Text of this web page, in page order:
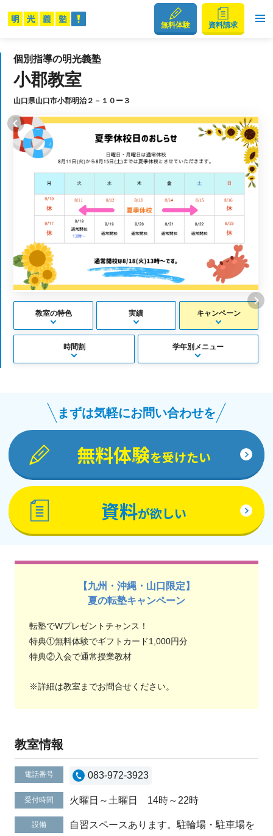
無料体験 資料請求
個別指導の明光義塾
小郡教室
山口県山口市小郡明治２－１０ー３
教室の特色 実績 キャンペーン
時間割 学年別メニュー
まずは気軽にお問い合わせを
無料体験を受けたい
資料が欲しい
【九州・沖縄・山口限定】
夏の転塾キャンペーン
転塾でWプレゼントチャンス！
特典①無料体験でギフトカード1,000円分
特典②入会で通常授業教材
※詳細は教室までお問合せください。
教室情報
電話番号 083-972-3923
受付時間 火曜日～土曜日 14時～22時
設備
自習スペースあります。駐輪場・駐車場を